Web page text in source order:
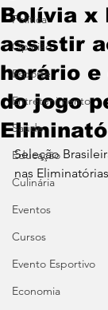
Política
Opinião
Esporte
Entretenimento
Saúde
Educação
Culinária
Eventos
Cursos
Evento Esportivo
Economia
Bolívia x
assistir
horário e
do jogo
Seleção
nas Eliminatórias